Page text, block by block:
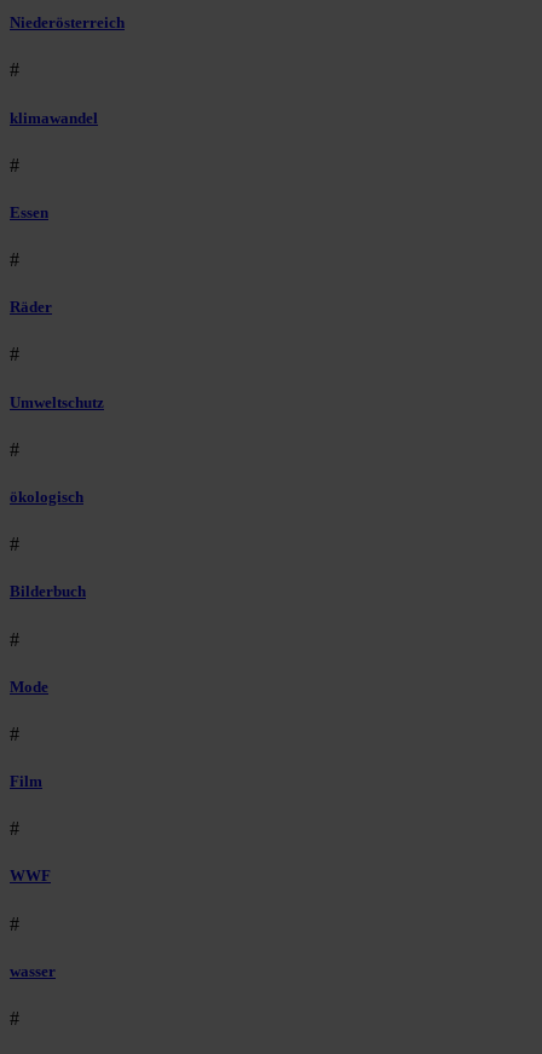
Niederösterreich
#
klimawandel
#
Essen
#
Räder
#
Umweltschutz
#
ökologisch
#
Bilderbuch
#
Mode
#
Film
#
WWF
#
wasser
#